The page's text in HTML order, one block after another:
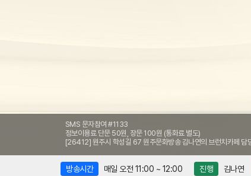
SMS 문자참여 #1133
정보이용료 단문 50원, 장문 100원 (통화료 별도)
[26412] 원주시 학성길 67 원주문화방송 김나연의 브런치카페 담
방송시간 매일 오전 11:00 ~ 12:00 진행 김나연